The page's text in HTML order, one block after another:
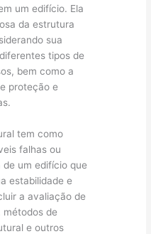
um edifício. Ela
da estrutura
sua
tipos de
bem como a
proteção e
tem como
falhas ou
um edifício que
estabilidade e
a avaliação de
métodos de
e outros